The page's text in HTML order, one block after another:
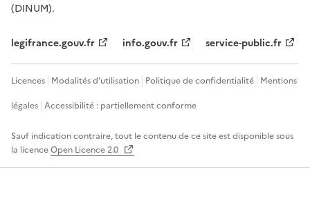
(DINUM).
legifrance.gouv.fr info.gouv.fr service-public.fr
Licences Modalités d'utilisation Politique de confidentialité Mentions
légales Accessibilité : partiellement conforme
Sauf indication contraire, tout le contenu de ce site est disponible sous
la licenceOpen Licence 2.0